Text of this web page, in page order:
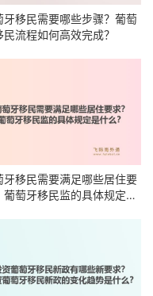
牙移民需要哪些步骤？葡萄
民流程如何高效完成？
牙移民需要满足哪些居住要
葡萄牙移民监的具体规定是